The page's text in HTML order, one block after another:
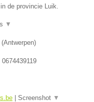
de provincie Luik.
▼
(Antwerpen)
0674439119
Screenshot ▼